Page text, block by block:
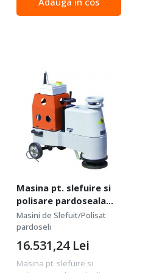
330 mm Capacitate rezervor
apa: 25 l Dimensiuni
Masina pt. slefuire si
polisare pardoseala
din marmura, 300mm,
2.5 kW, LUPESSA 300 -
Mondial
Masini de Slefuit/Polisat
pardoseli
Masina pt. slefuire si
16.531,24 Lei